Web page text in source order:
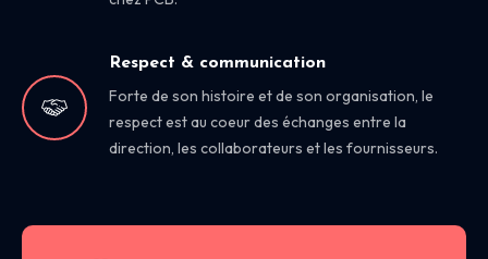
Respect & communication
Forte de son histoire et de son organisation, le
respect est au coeur des échanges entre la
direction, les collaborateurs et les fournisseurs.